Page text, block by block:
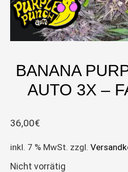
BANANA
AUTO 3X –
36,00€
inkl. 7 % MwSt. zzgl.
Nicht vorrätig